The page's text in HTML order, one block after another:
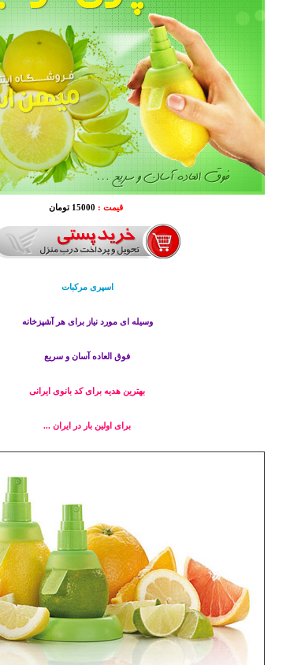
قیمت : 15000 تومان
اسپری مرکبات
وسیله ای مورد نیاز برای هر آشپزخانه
فوق العاده آسان و سریع
بهترین هدیه برای کد بانوی ایرانی
برای اولین بار در ایران ...